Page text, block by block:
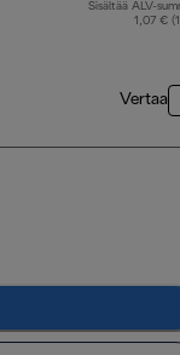
Sisältää ALV-
1,07 €
Vertaa